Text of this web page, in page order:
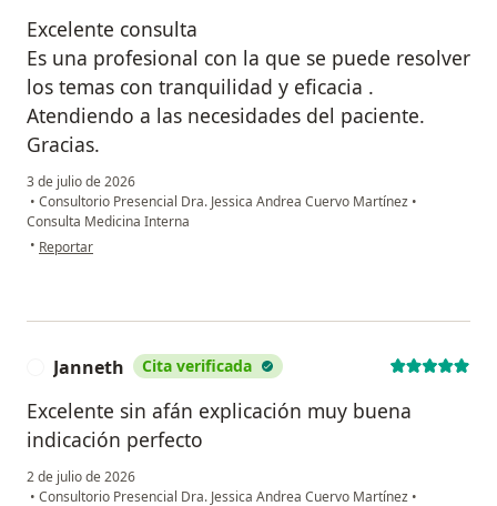
Excelente consulta
Es una profesional con la que se puede resolver
los temas con tranquilidad y eficacia .
Atendiendo a las necesidades del paciente.
Gracias.
3 de julio de 2026
• Consultorio Presencial Dra. Jessica Andrea Cuervo Martínez •
Consulta Medicina Interna
• en opinión del usuario Gisselle Torres Cruz
Reportar
Janneth Cita verificada
Excelente sin afán explicación muy buena
indicación perfecto
2 de julio de 2026
• Consultorio Presencial Dra. Jessica Andrea Cuervo Martínez •